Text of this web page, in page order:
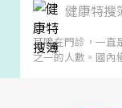
健康特搜
耳鳴在門診，一直
之一的人數。國內